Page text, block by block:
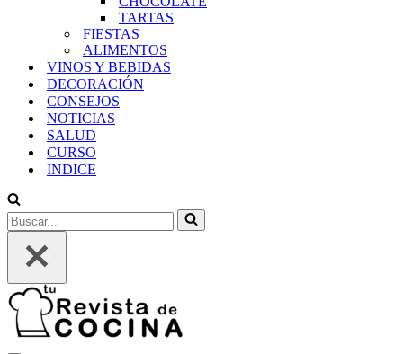
TARTAS
FIESTAS
ALIMENTOS
VINOS Y BEBIDAS
DECORACIÓN
CONSEJOS
NOTICIAS
SALUD
CURSO
INDICE
Buscar...